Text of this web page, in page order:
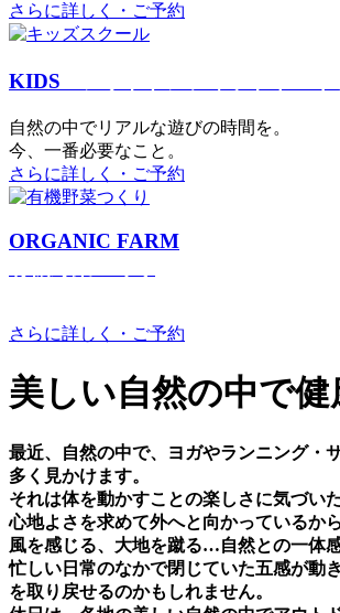
さらに詳しく・ご予約
KIDS
⾃然の中でリアルな遊びの時間を。
今、⼀番必要なこと。
さらに詳しく・ご予約
ORGANIC FARM
さらに詳しく・ご予約
美しい⾃然の中で健
最近、⾃然の中で、ヨガやランニング・
多く⾒かけます。
それは体を動かすことの楽しさに気づい
⼼地よさを求めて外へと向かっているから
⾵を感じる、⼤地を蹴る…⾃然との⼀体
忙しい⽇常のなかで閉じていた五感が動
を取り戻せるのかもしれません。